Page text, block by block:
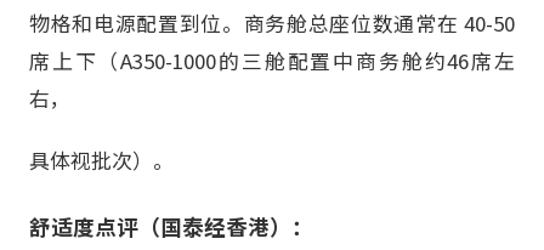
物格和电源配置到位。商务舱总座位数通常在 40-50
席上下（A350-1000的三舱配置中商务舱约46席左
右，
具体视批次）。
舒适度点评（国泰经香港）：